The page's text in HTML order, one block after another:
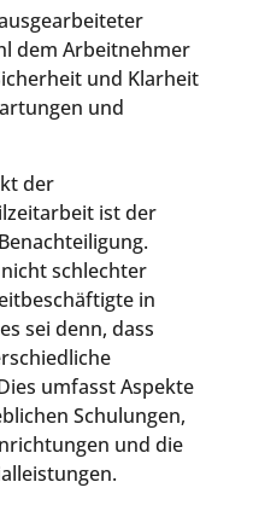
dem Arbeitnehmer
und Klarheit
und
der
ist der
schlechter
in
sei denn, dass
umfasst Aspekte
Schulungen,
und die